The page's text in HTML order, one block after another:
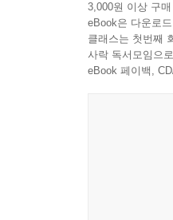
만나보자.
앤 포티어, 단
덴마크 출신 앤
하고자 했다.
3,000원 이상 구
eBook은 다운로
클래스는 첫번째
사락 독서모임으
eBook 페이백,